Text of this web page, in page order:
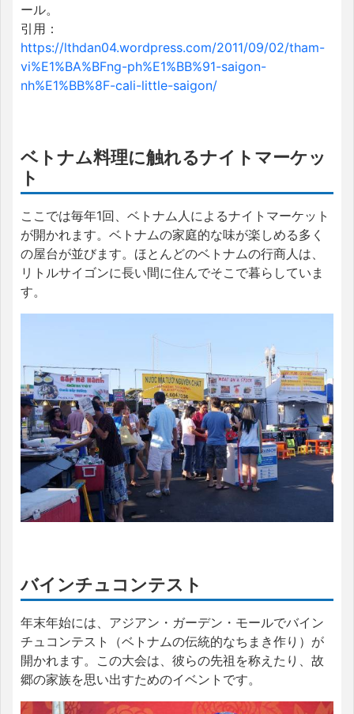
ール。
引用：
https://lthdan04.wordpress.com/2011/09/02/tham-
vi%E1%BA%BFng-ph%E1%BB%91-saigon-
nh%E1%BB%8F-cali-little-saigon/
ベトナム料理に触れるナイトマーケッ
ト
ここでは毎年1回、ベトナム人によるナイトマーケット
が開かれます。ベトナムの家庭的な味が楽しめる多く
の屋台が並びます。ほとんどのベトナムの行商人は、
リトルサイゴンに長い間に住んでそこで暮らしていま
す。
バインチュコンテスト
年末年始には、アジアン・ガーデン・モールでバイン
チュコンテスト（ベトナムの伝統的なちまき作り）が
開かれます。この大会は、彼らの先祖を称えたり、故
郷の家族を思い出すためのイベントです。